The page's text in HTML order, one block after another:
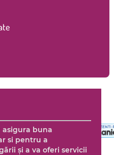
buna
si pentru a
şi a va oferi servicii